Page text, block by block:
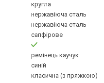
кругла
нержавіюча сталь
нержавіюча сталь
сапфірове
ремінець каучук
синій
класична (з пряжкою)